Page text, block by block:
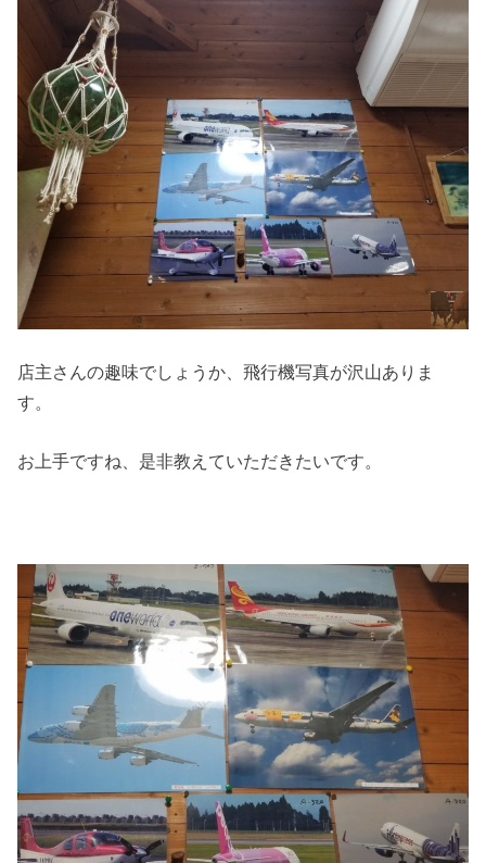
店主さんの趣味でしょうか、飛行機写真が沢山ありま
す。
お上手ですね、是非教えていただきたいです。